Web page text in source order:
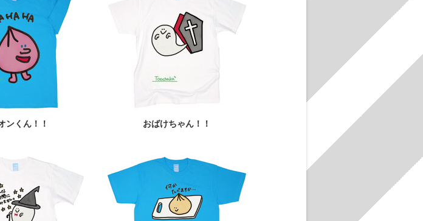
ンくん！！ おばけちゃん！！